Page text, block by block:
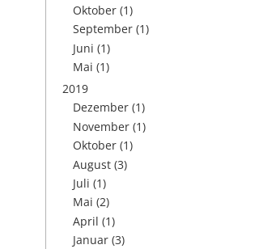
Oktober (1)
September (1)
Juni (1)
Mai (1)
2019
Dezember (1)
November (1)
Oktober (1)
August (3)
Juli (1)
Mai (2)
April (1)
Januar (3)